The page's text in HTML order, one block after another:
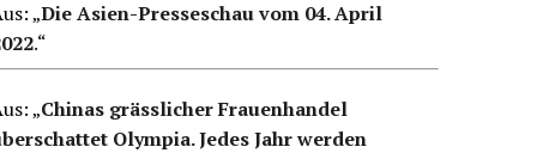
„Die Asien-Presseschau vom 04. April
.“
„Chinas grässlicher Frauenhandel
Olympia. Jedes Jahr werden